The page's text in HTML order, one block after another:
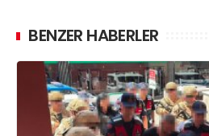
BENZER HABERLER